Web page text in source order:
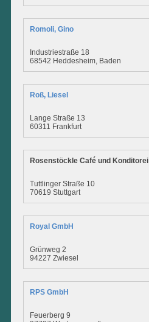
Romoli, Gino
Industriestraße 18
68542 Heddesheim, Baden
Roß, Liesel
Lange Straße 13
60311 Frankfurt
Rosenstöckle Café und Konditorei
Tuttlinger Straße 10
70619 Stuttgart
Royal GmbH
Grünweg 2
94227 Zwiesel
RPS GmbH
Feuerberg 9